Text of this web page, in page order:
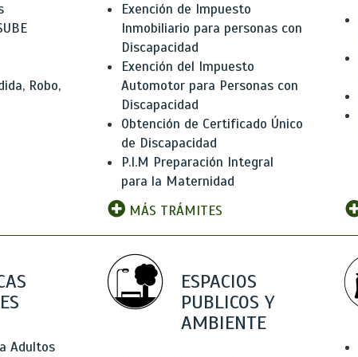
Robo,
Exención de Impuesto
Inmobiliario para personas con
Discapacidad
Exención del Impuesto
Automotor para Personas con
Discapacidad
Obtención de Certificado Único
de Discapacidad
P.I.M Preparación Integral
para la Maternidad
MÁS TRÁMITES
Adultos
ESPACIOS
PUBLICOS Y
AMBIENTE